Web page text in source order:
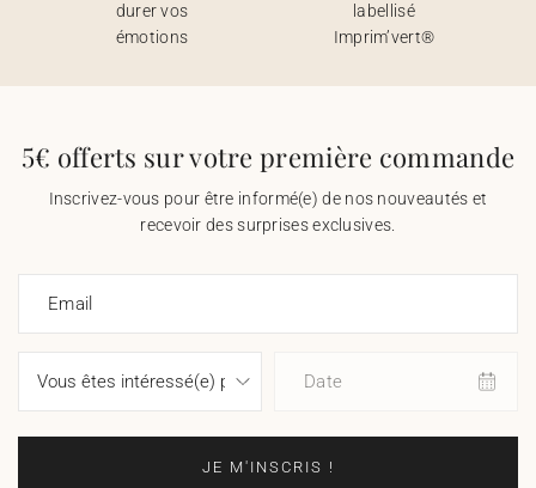
durer vos
émotions
labellisé
Imprim’vert®
5€ offerts sur votre première commande
Inscrivez-vous pour être informé(e) de nos nouveautés et
recevoir des surprises exclusives.
Email
Date
JE M'INSCRIS !